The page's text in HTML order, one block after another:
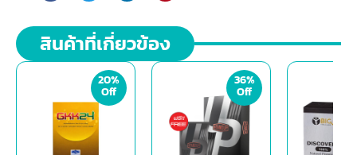
สินค้าที่เกี่ยวข้อง
20%
Off
36%
Off